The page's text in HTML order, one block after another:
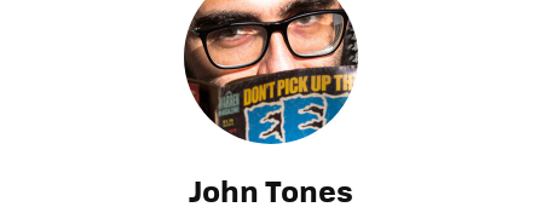
John Tones